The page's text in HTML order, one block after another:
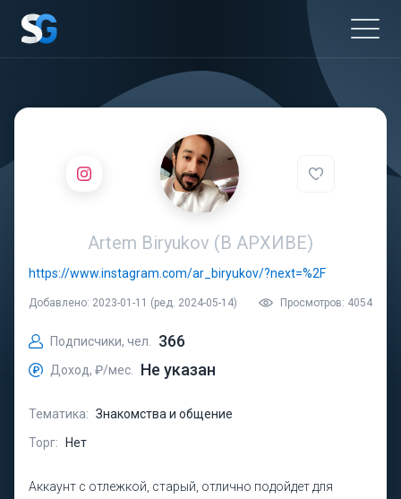
Artem Biryukov (В АРХИВЕ)
https://www.instagram.com/ar_biryukov/?next=%2F
Добавлено: 2023-01-11 (ред. 2024-05-14) Просмотров: 4054
Подписчики, чел. 366
Доход, ₽/мес. Не указан
Тематика: Знакомства и общение
Торг:
Нет
Аккаунт с отлежкой, старый, отлично подойдет для